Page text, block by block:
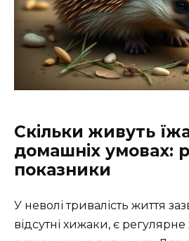
Скільки живуть
домашніх умовах:
показники
У неволі тривалість життя
відсутні хижаки, є